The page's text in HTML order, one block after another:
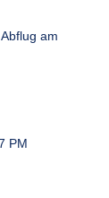
, Abflug am